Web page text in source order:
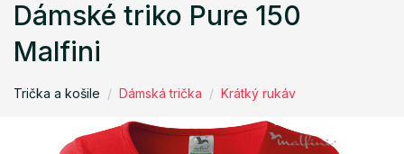
Dámské triko Pure 150
Malfini
Trička a košile Dámská trička Krátký rukáv